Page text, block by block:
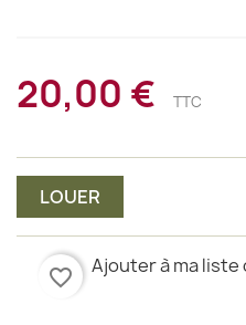
20,00 € TTC
LOUER
favorite_border Ajouter à ma liste